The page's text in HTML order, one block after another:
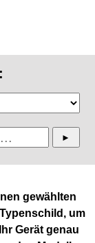
gewählten
um
Gerät genau